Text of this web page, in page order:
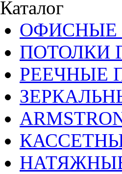
Каталог
ОФИСНЫЕ
ПОТОЛКИ
РЕЕЧНЫЕ